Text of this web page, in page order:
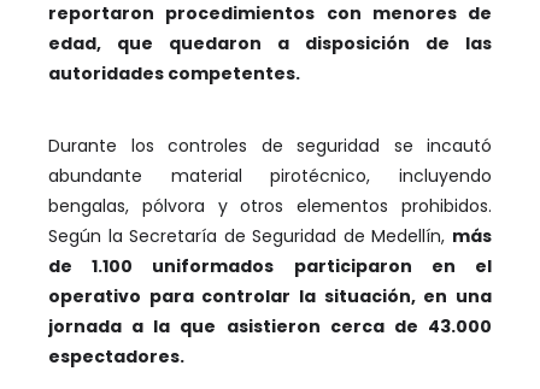
reportaron procedimientos con menores de
edad, que quedaron a disposición de las
autoridades competentes.
Durante los controles de seguridad se incautó
abundante material pirotécnico, incluyendo
bengalas, pólvora y otros elementos prohibidos.
Según la Secretaría de Seguridad de Medellín, más
de 1.100 uniformados participaron en el
operativo para controlar la situación, en una
jornada a la que asistieron cerca de 43.000
espectadores.